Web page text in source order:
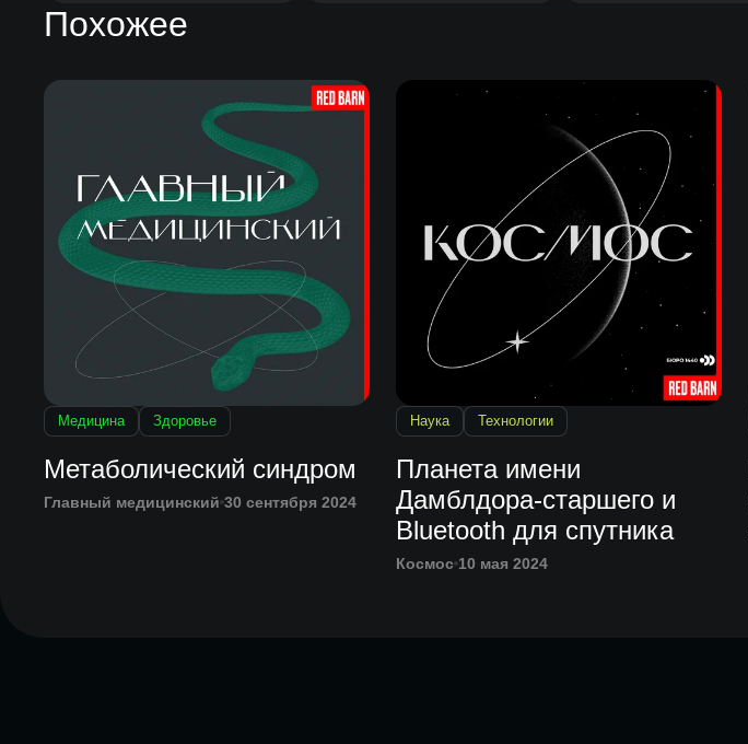
Похожее
Медицина Здоровье
Метаболический синдром
Главный медицинский 30 сентября 2024
Наука Технологии
Планета имени
Дамблдора-старшего и
Bluetooth для спутника
Космос 10 мая 2024